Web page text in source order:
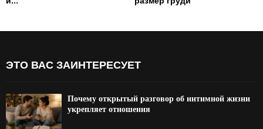
ЭТО ВАС ЗАИНТЕРЕСУЕТ
Почему открытый разговор об интимной жизни
укрепляет отношения